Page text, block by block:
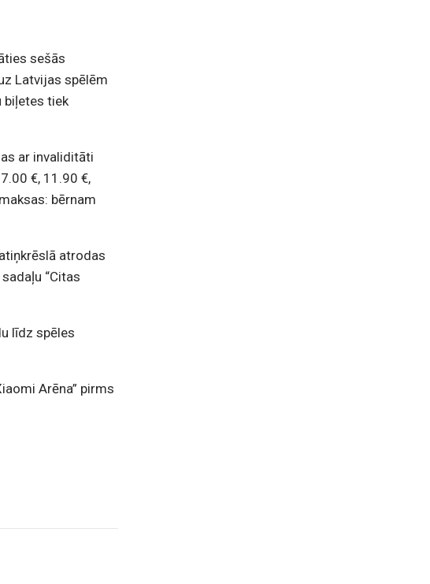
sešās
Latvijas spēlēm
biļetes tiek
ar invaliditāti
€, 11.90 €,
bērnam
atrodas
“Citas
līdz spēles
Arēna” pirms